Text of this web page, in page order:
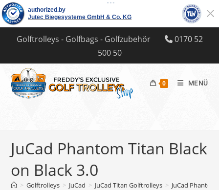
InhaltGolftrolleys - Golfbags - Golfzubehör
0170 52
500 50
0 MENÜ
JuCad Phantom Titan Black
on Black 3.0
> Golftrolleys > JuCad > JuCad Titan Golftrolleys > JuCad